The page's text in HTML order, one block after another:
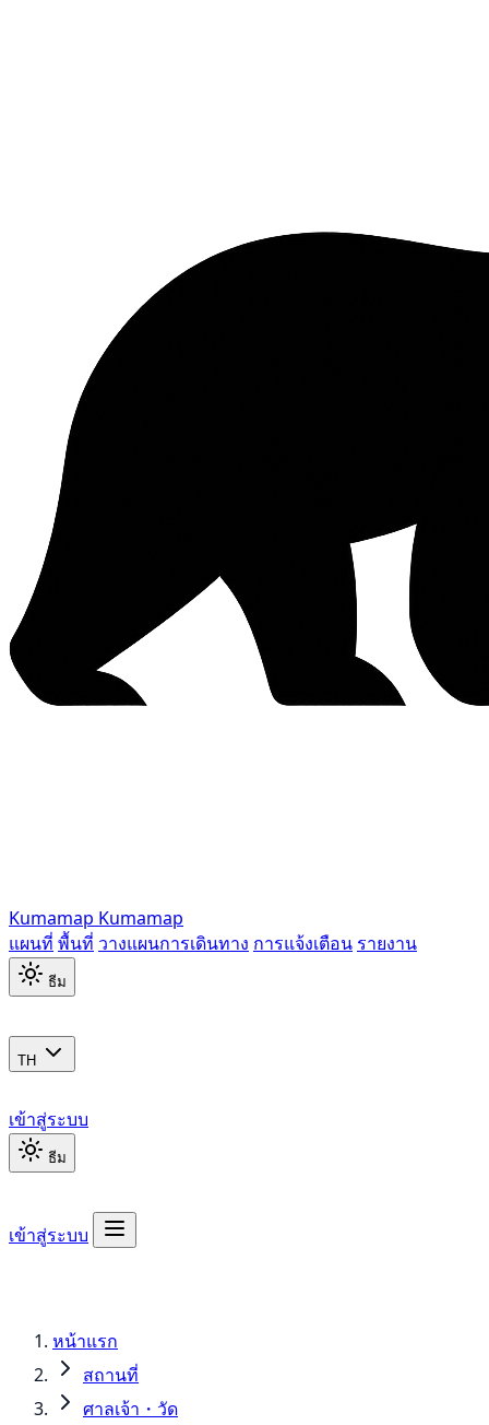
Kumamap Kumamap
แผนที่ พื้นที่ วางแผนการเดินทาง การแจ้งเตือน รายงาน
ธีม
TH
เข้าสู่ระบบ
ธีม
เข้าสู่ระบบ
หน้าแรก
สถานที่
ศาลเจ้า・วัด